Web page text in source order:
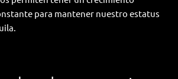
para mantener nuestro estatus